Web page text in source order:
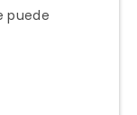
puede